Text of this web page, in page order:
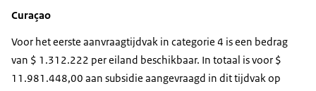
Curaçao
Voor het eerste aanvraagtijdvak in categorie 4 is een bedrag
van $ 1.312.222 per eiland beschikbaar. In totaal is voor $
11.981.448,00 aan subsidie aangevraagd in dit tijdvak op